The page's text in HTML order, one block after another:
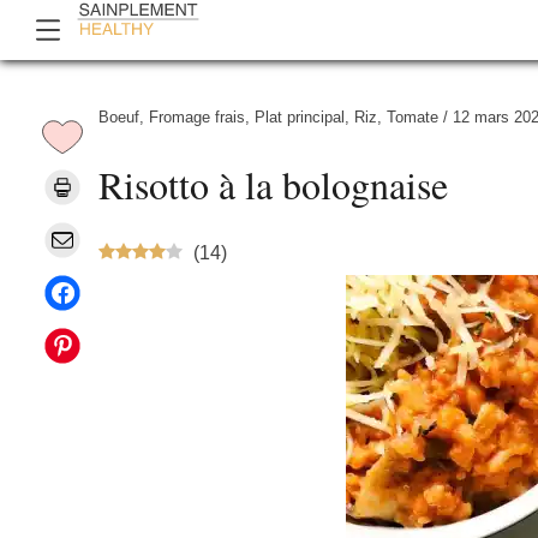
Boeuf, Fromage frais, Plat principal , Riz, Tomate / 12 mars
Risotto à la bolognaise
(14)